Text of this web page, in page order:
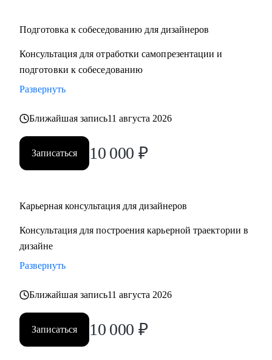
Подготовка к собеседованию для дизайнеров
Консультация для отработки самопрезентации и
подготовки к собеседованию
Развернуть
Ближайшая запись11 августа 2026
Записаться 10 000 ₽
Карьерная консультация для дизайнеров
Консультация для построения карьерной траектории в
дизайне
Развернуть
Ближайшая запись11 августа 2026
Записаться 10 000 ₽